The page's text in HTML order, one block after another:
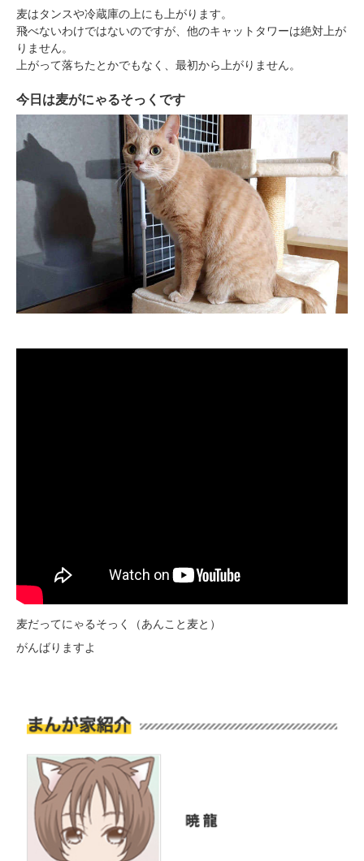
麦はタンスや冷蔵庫の上にも上がります。
飛べないわけではないのですが、他のキャットタワーは絶対上が
りません。
上がって落ちたとかでもなく、最初から上がりません。
今日は麦がにゃるそっくです
麦だってにゃるそっく（あんこと麦と）
がんばりますよ
pecodogs
いぬ部をフォロー
pecocats
ねこ部をフォロー
アプリをダウンロードする